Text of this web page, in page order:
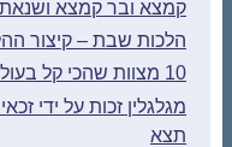
קמצא ובר קמצא
הלכות שבת – קיצור
10 מצוות שהכי קל בעולם לבצע, ועל כל אחת שכר עצום
מגלגלין זכות על ידי
תצא